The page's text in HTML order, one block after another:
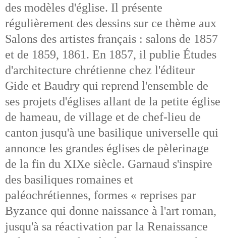
des modèles d'église. Il présente
régulièrement des dessins sur ce thème aux
Salons des artistes français : salons de 1857
et de 1859, 1861. En 1857, il publie Études
d'architecture chrétienne chez l'éditeur
Gide et Baudry qui reprend l'ensemble de
ses projets d'églises allant de la petite église
de hameau, de village et de chef-lieu de
canton jusqu'à une basilique universelle qui
annonce les grandes églises de pèlerinage
de la fin du XIXe siècle. Garnaud s'inspire
des basiliques romaines et
paléochrétiennes, formes « reprises par
Byzance qui donne naissance à l'art roman,
jusqu'à sa réactivation par la Renaissance